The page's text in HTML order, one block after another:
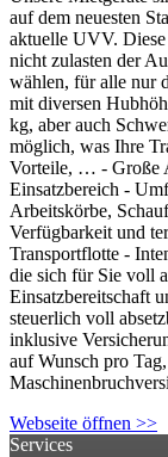
auf dem neuesten
aktuelle UVV. Diese
nicht zulasten der
wählen, für alle nur
mit diversen
kg, aber auch
möglich, was Ihre
Vorteile, … - Große
Einsatzbereich -
Arbeitskörbe,
Verfügbarkeit und
Transportflotte -
die sich für Sie voll
Einsatzbereitschaft
steuerlich voll
inklusive
auf Wunsch pro
Webseite öffnen >>
Services